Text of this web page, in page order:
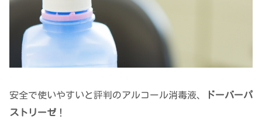
安全で使いやすいと評判のアルコール消毒液、
ドーバーパ
ストリーゼ ！